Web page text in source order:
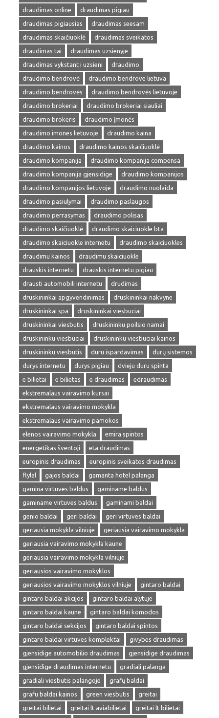
draudimas online
draudimas pigiau
draudimas pigiausias
draudimas seesam
draudimas skaičiuoklė
draudimas sveikatos
draudimas tai
draudimas uzsienyje
draudimas vykstant i uzsieni
draudimo
draudimo bendrovė
draudimo bendrove lietuva
draudimo bendrovės
draudimo bendrovės lietuvoje
draudimo brokeriai
draudimo brokeriai siauliai
draudimo brokeris
draudimo įmonės
draudimo imones lietuvoje
draudimo kaina
draudimo kainos
draudimo kainos skaičiuoklė
draudimo kompanija
draudimo kompanija compensa
draudimo kompanija gjensidige
draudimo kompanijos
draudimo kompanijos lietuvoje
draudimo nuolaida
draudimo pasiulymai
draudimo paslaugos
draudimo perrasymas
draudimo polisas
draudimo skaičiuoklė
draudimo skaiciuokle bta
draudimo skaiciuokle internetu
draudimo skaiciuokles
draudimu kainos
draudimu skaiciuokle
drauskis internetu
drauskis internetu pigiau
drausti automobili internetu
drudimas
druskininkai apgyvendinimas
druskininkai nakvyne
druskininkai spa
druskininkai viesbuciai
druskininkai viesbutis
druskininku poilsio namai
druskininku viesbuciai
druskininku viesbuciai kainos
druskininku viesbutis
duru ispardavimas
durų sistemos
durys internetu
durys pigiau
dvieju duru spinta
e bilietai
e bilietas e draudimas
edraudimas
ekstremalaus vairavimo kursai
ekstremalaus vairavimo mokykla
ekstremalaus vairavimo pamokos
elenos vairavimo mokykla
emira spintos
energetikas šventoji
eta draudimas
europinis draudimas
europinis sveikatos draudimas
flylal
gajos baldai
gamanta hotel palanga
gamina virtuves baldus
gaminame baldus
gaminame virtuves baldus
gaminami baldai
genio baldai
geri baldai
geri virtuves baldai
geriausia mokykla vilniuje
geriausia vairavimo mokykla
geriausia vairavimo mokykla kaune
geriausia vairavimo mokykla vilniuje
geriausios vairavimo mokyklos
geriausios vairavimo mokyklos vilniuje
gintaro baldai
gintaro baldai akcijos
gintaro baldai alytuje
gintaro baldai kaune
gintaro baldai komodos
gintaro baldai sekcijos
gintaro baldai spintos
gintaro baldai virtuves komplektai
givybes draudimas
gjensidige automobilio draudimas
gjensidige draudimas
gjensidige draudimas internetu
gradiali palanga
gradiali viesbutis palangoje
grafų baldai
grafu baldai kainos
green viesbutis
greitai
greitai bilietai
greitai lt aviabilietai
greitai lt bilietai